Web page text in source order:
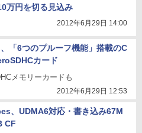
万円を切る見込み
2012年6月29日 14:00
「6つのプルーフ機能」搭載のC
カード
メモリーカードも
2012年6月29日 12:53
、UDMA6対応・書き込み67M
CF